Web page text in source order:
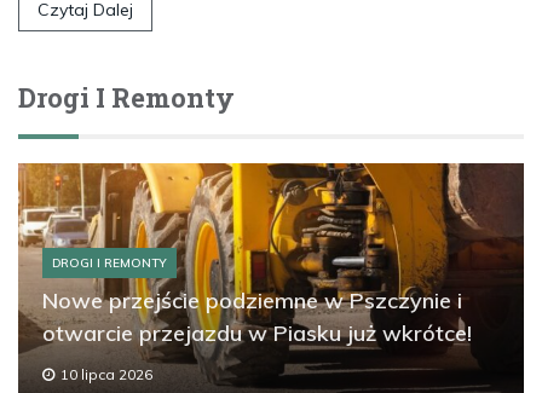
Czytaj Dalej
Drogi I Remonty
DROGI I REMONTY
Nowe przejście podziemne w Pszczynie i
otwarcie przejazdu w Piasku już wkrótce!
10 lipca 2026